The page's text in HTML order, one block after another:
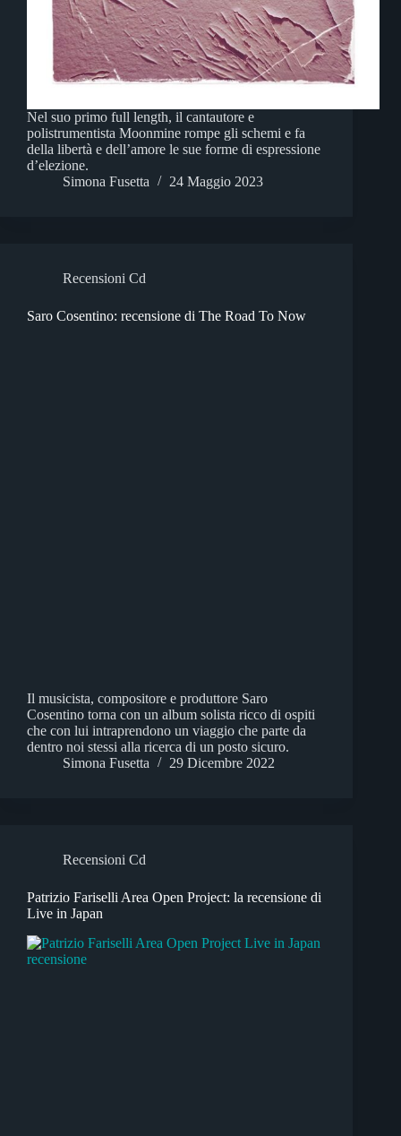
Nel suo primo full length, il cantautore e
polistrumentista Moonmine rompe gli schemi e fa
della libertà e dell’amore le sue forme di espressione
d’elezione.
Simona Fusetta
24 Maggio 2023
Recensioni Cd
Saro Cosentino: recensione di The Road To Now
Il musicista, compositore e produttore Saro
Cosentino torna con un album solista ricco di ospiti
che con lui intraprendono un viaggio che parte da
dentro noi stessi alla ricerca di un posto sicuro.
Simona Fusetta
29 Dicembre 2022
Recensioni Cd
Patrizio Fariselli Area Open Project: la recensione di
Live in Japan